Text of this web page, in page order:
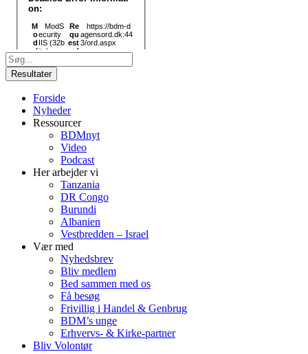
Search
...Resultater
Forside
Nyheder
Ressourcer
BDMnyt
Video
Podcast
Her arbejder vi
Tanzania
DR Congo
Burundi
Albanien
Vestbredden – Israel
Vær med
Nyhedsbrev
Bliv medlem
Bed sammen med os
Få besøg
Frivillig i Handel & Genbrug
BDM’s unge
Erhvervs- & Kirke-partner
Bliv Volontør